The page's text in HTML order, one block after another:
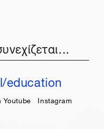
education
Youtube Instagram